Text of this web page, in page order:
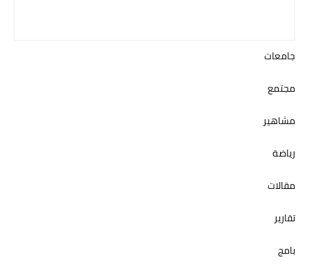
جامعات
مجتمع
مشاهير
رياضة
مقالات
تقارير
بامج